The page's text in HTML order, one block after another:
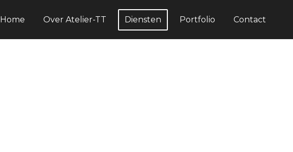
Home Over Atelier-TT Diensten Portfolio Contact